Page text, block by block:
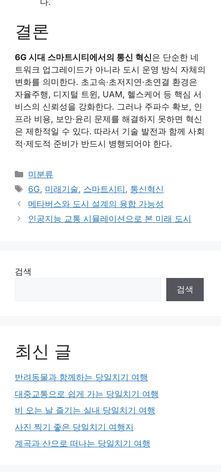
결론
6G 시대 스마트시티에서의 통신 혁신은 단순한 네
트워크 업그레이드가 아니라 도시 운영 방식 자체의
변화를 의미한다. 초고속·초저지연·초연결 환경은
자율주행, 디지털 트윈, UAM, 헬스케어 등 핵심 서
비스의 신뢰성을 강화한다. 그러나 주파수 확보, 인
프라 비용, 보안·윤리 문제를 해결하지 못하면 혁신
은 제한적일 수 있다. 따라서 기술 발전과 함께 사회
적·제도적 준비가 반드시 병행되어야 한다.
카
테
리
미분류
태
그
6G, 미래기술, 스마트시티 , 통신혁신
메타버스와 도시 설계의 융합 가능성
인공지능 교통 시뮬레이션으로 본 미래 도시
검색
검색
최신 글
반려동물과 함께하는 당일치기 여행
대중교통으로 쉽게 가는 당일치기 여행
비 오는 날 즐기는 실내 당일치기 여행
사진 찍기 좋은 당일치기 여행지
계곡과 산으로 떠나는 당일치기 여행